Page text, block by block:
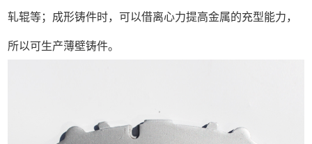
轧辊等；成形铸件时，可以借离心力提高金属的充型能力，
所以可生产薄壁铸件。